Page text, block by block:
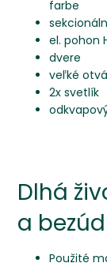
farbe
el. pohon
dvere
veľké
2x svetlík
Dlhá
a
Použité